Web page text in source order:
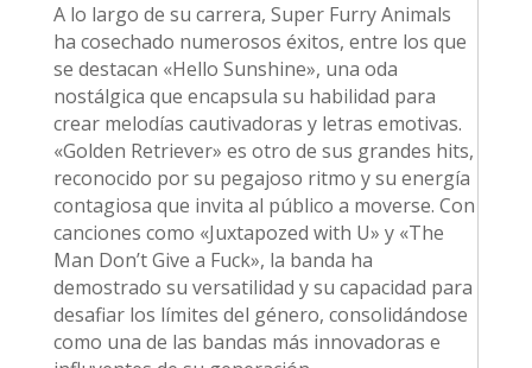
A lo largo de su carrera, Super Furry Animals
ha cosechado numerosos éxitos, entre los que
se destacan «Hello Sunshine», una oda
nostálgica que encapsula su habilidad para
crear melodías cautivadoras y letras emotivas.
«Golden Retriever» es otro de sus grandes hits,
reconocido por su pegajoso ritmo y su energía
contagiosa que invita al público a moverse. Con
canciones como «Juxtapozed with U» y «The
Man Don’t Give a Fuck», la banda ha
demostrado su versatilidad y su capacidad para
desafiar los límites del género, consolidándose
como una de las bandas más innovadoras e